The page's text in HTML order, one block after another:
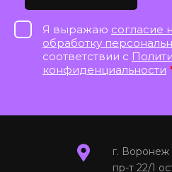
Я выражаю согласие
обработку
соответствии с
конфиденциальности
г.
пр-т 22/1